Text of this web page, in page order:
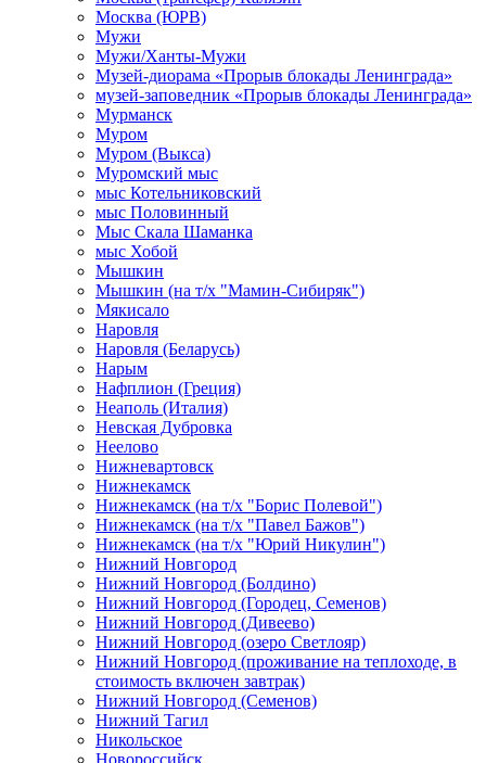
Москва (ЮРВ)
Мужи
Мужи/Ханты-Мужи
Музей-диорама «Прорыв блокады Ленинграда»
музей-заповедник «Прорыв блокады Ленинграда»
Мурманск
Муром
Муром (Выкса)
Муромский мыс
мыс Котельниковский
мыс Половинный
Мыс Скала Шаманка
мыс Хобой
Мышкин
Мышкин (на т/х "Мамин-Сибиряк")
Мякисало
Наровля
Наровля (Беларусь)
Нарым
Нафплион (Греция)
Неаполь (Италия)
Невская Дубровка
Неелово
Нижневартовск
Нижнекамск
Нижнекамск (на т/х "Борис Полевой")
Нижнекамск (на т/х "Павел Бажов")
Нижнекамск (на т/х "Юрий Никулин")
Нижний Новгород
Нижний Новгород (Болдино)
Нижний Новгород (Городец, Семенов)
Нижний Новгород (Дивеево)
Нижний Новгород (озеро Светлояр)
Нижний Новгород (проживание на теплоходе, в
стоимость включен завтрак)
Нижний Новгород (Семенов)
Нижний Тагил
Никольское
Новороссийск